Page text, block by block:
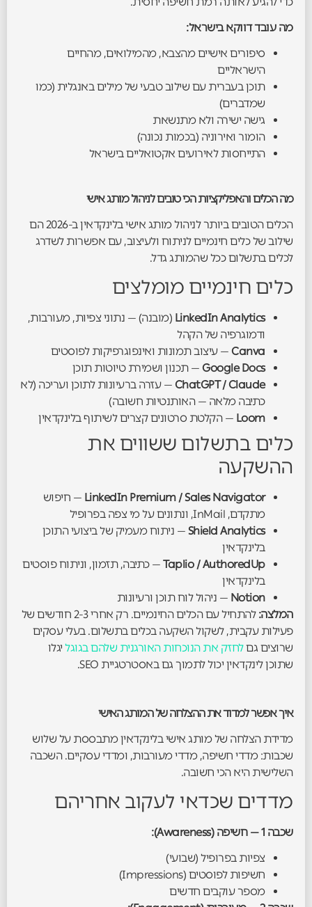
מה עובד דווקא בישראל:
סיפורים אישיים מהצבא, מהמילואים, מהחיים
הישראליים
תוכן בעברית עם שילוב טבעי של מילים באנגלית (כמו
שמדברים)
גישה ישירה ולא מתנשאת
הומור ואירוניה (בכמות נכונה)
התייחסות לאירועים אקטואליים בישראל
מה הכלים והאפליקציות הכי טובים לניהול מותג אישי
הכלים הטובים ביותר לניהול מותג אישי בלינקדאין ב-2026 הם
שילוב של כלים חינמיים לניתוח ולעיצוב, עם אפשרות לשדרג
לכלים בתשלום ככל שהמותג גדל.
כלים חינמיים מומלצים
LinkedIn Analytics (מובנה) — נתוני צפיות, מעורבות,
ודמוגרפיה של הקהל
Canva— עיצוב תמונות ואינפוגרפיקות לפוסטים
Google Docs— תכנון ושמירת טיוטות תוכן
ChatGPT / Claude — עזרה ברעיונות לתוכן ועריכה (לא
כתיבה מלאה — האותנטיות חשובה)
Loom — הקלטת סרטונים קצרים לשיתוף בלינקדאין
כלים בתשלום ששווים את
ההשקעה
LinkedIn Premium / Sales Navigator — חיפוש
מתקדם, InMail, ונתונים על מי צפה בפרופיל
Shield Analytics — ניתוח מעמיק של ביצועי התוכן
בלינקדאין
Taplio / AuthoredUp— כתיבה, תזמון, וניתוח פוסטים
בלינקדאין
Notion — ניהול לוח תוכן ורעיונות
המלצה:
להתחיל עם הכלים החינמיים. רק אחרי 2-3 חודשים של
פעילות עקבית, לשקול השקעה בכלים בתשלום. בעלי עסקים
שרוצים גםלחזק את הנוכחות האורגנית שלהם בגוגליגלו
שתוכן לינקדאין יכול לתמוך גם באסטרטגיית SEO.
איך אפשר למדוד את ההצלחה של המותג האישי
מדידת הצלחה של מותג אישי בלינקדאין מתבססת על שלוש
שכבות: מדדי חשיפה, מדדי מעורבות, ומדדי עסקיים. השכבה
השלישית היא הכי חשובה.
מדדים שכדאי לעקוב אחריהם
שכבה 1 — חשיפה (Awareness):
צפיות בפרופיל (שבועי)
חשיפות לפוסטים (Impressions)
מספר עוקבים חדשים